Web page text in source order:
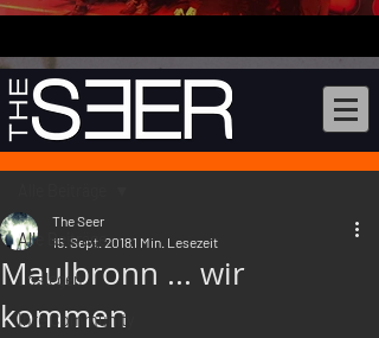
Beitrag
Alle Beiträge
Loslegen
Ihre Community
Maulbronn ... wir
kommen
The Seer
15. Sept. 20181 Min. Lesezeit